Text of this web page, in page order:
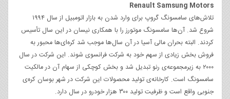
Renault Samsung Motors
تلاش‌های سامسونگ گروپ برای وارد شدن به بازار اتومبیل از سال ۱۹۹۴
شروع شد. آن‌ها سامسونگ موتورز را با همکاری نیسان در این سال تأسیس
کردند. البته بحران مالی آسیا در آن سال‌ها موجب شد کره‌ا‌ی‌ها محبور به
فروش بخش زیادی از سهم خود به شرکت فرانسوی شوند. این شرکت در سال
۲۰۰۰ به زیرمجموعه‌‌ی رنو تبدیل شد و بخش کوچکی از سهام آن در مالکیت
سامسونگ است. کارخانه‌ی تولید محصولات این شرکت در شهر بوسان کره‌ی
جنوبی واقع است و ظرفیت تولید ۳۰۰ هزار خودرو در سال دارد.